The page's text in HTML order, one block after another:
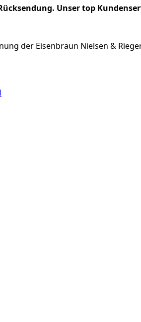
Unser top
der Eisenbraun Nielsen &